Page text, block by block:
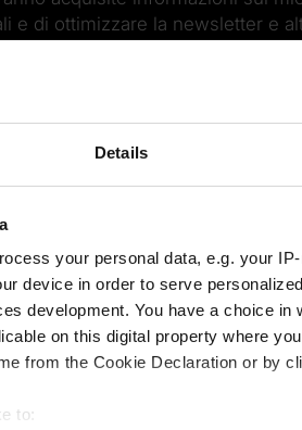
Details
your personal data, e.g. your
device in order to serve
development. You have a choice
on this digital property where
from the Cookie Declaration or by
to:
e di ottimizzare la newsletter e
e-mail (newsletter),
essere revocata in qualsiasi
un link per esercitare il vostro
dei vostri dati